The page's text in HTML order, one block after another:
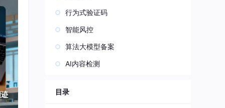
行为式验证码
智能风控
算法大模型备案
AI内容检测
目录